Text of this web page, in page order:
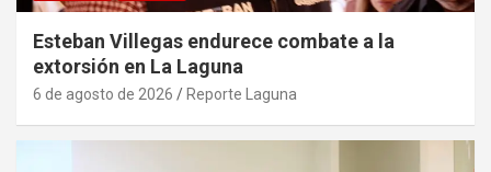
Esteban Villegas endurece combate a la
extorsión en La Laguna
6 de agosto de 2026 Reporte Laguna